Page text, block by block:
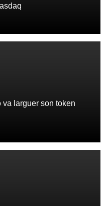
larguer son token